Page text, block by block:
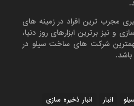
مجرب ترین افراد در زمینه های
و نیز برترین ابزارهای روز دنیا،
شرکت های ساخت سیلو در
انبار
انبار ذخیره سازی